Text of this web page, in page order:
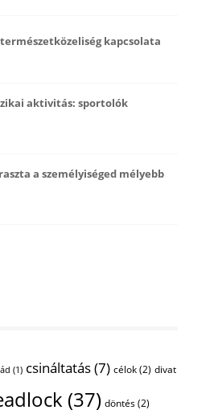
kapcsolata
aktivitás: sportolók
a személyiséged mélyebb
(1) csináltatás(7) célok(2) divat
(37) döntés(2)